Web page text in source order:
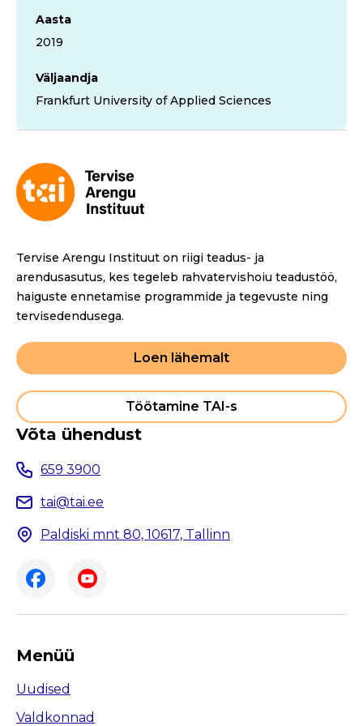
Aasta
2019
Väljaandja
Frankfurt University of Applied Sciences
Tervise Arengu Instituut on riigi teadus- ja
arendusasutus, kes tegeleb rahvatervishoiu teadustöö,
haiguste ennetamise programmide ja tegevuste ning
tervisedendusega.
Loen lähemalt
Töötamine TAI-s
Võta ühendust
659 3900
tai@tai.ee
Paldiski mnt 80, 10617, Tallinn
Menüü
Uudised
Valdkonnad